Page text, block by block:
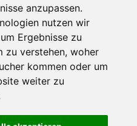
anzupassen.
nutzen wir
Ergebnisse zu
zu verstehen, woher
kommen oder um
weiter zu
einen guten günstigen
Zahnarzt verschiedene
einzubeziehen. Er kann